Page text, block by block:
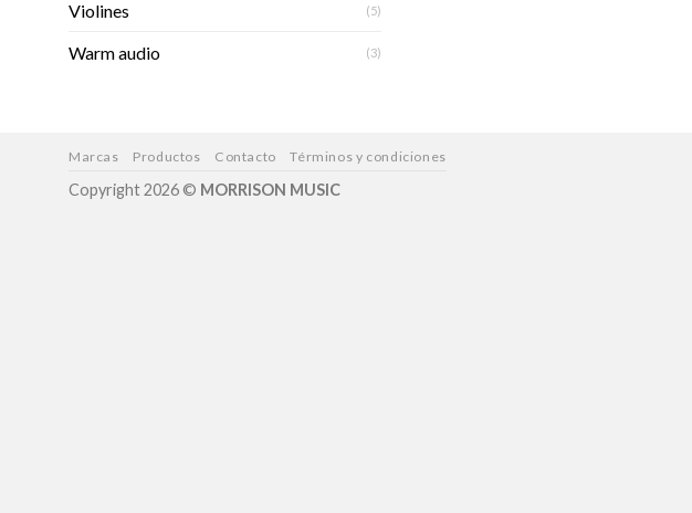
Violines (5)
Warm audio (3)
Marcas Productos Contacto Términos y condiciones
Copyright 2026 © MORRISON MUSIC